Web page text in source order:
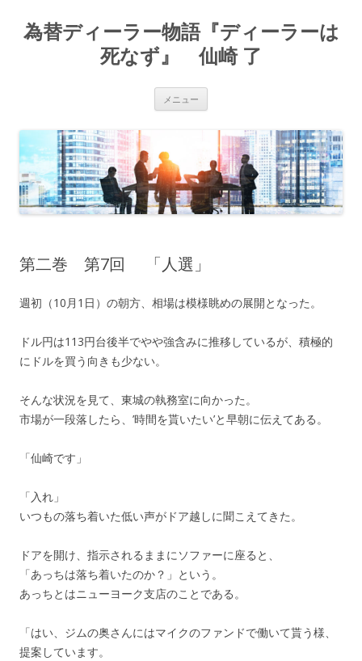
為替ディーラー物語『ディーラーは
死なず』 仙崎 了
メニュー
ン
へ
ス
キ
ッ
プ
第二巻 第7回 「人選」
週初（10月1日）の朝方、相場は模様眺めの展開となった。
ドル円は113円台後半でやや強含みに推移しているが、積極的
にドルを買う向きも少ない。
そんな状況を見て、東城の執務室に向かった。
市場が一段落したら、’時間を貰いたい’と早朝に伝えてある。
「仙崎です」
「入れ」
いつもの落ち着いた低い声がドア越しに聞こえてきた。
ドアを開け、指示されるままにソファーに座ると、
「あっちは落ち着いたのか？」という。
あっちとはニューヨーク支店のことである。
「はい、ジムの奥さんにはマイクのファンドで働いて貰う様、
提案しています。